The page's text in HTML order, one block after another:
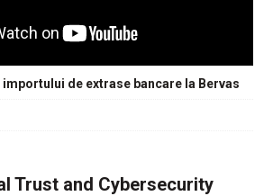
de extrase bancare la Bervas
Trust and Cybersecurity